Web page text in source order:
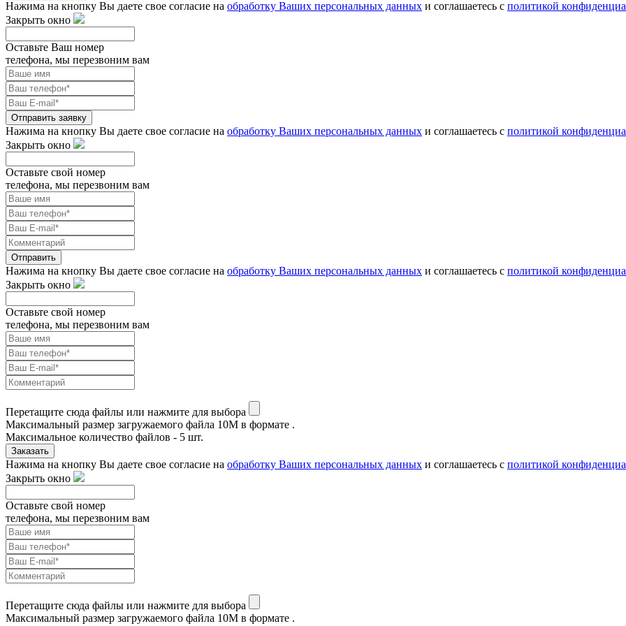
Нажима на кнопку Вы даете свое согласие на обработку Ваших персональных данных и соглашаетесь с политикой
Закрыть окно
Оставьте Ваш номер
телефона, мы перезвоним вам
Отправить заявку
Нажима на кнопку Вы даете свое согласие на обработку Ваших персональных данных и соглашаетесь с политикой
Закрыть окно
Оставьте свой номер
телефона, мы перезвоним вам
Отправить
Нажима на кнопку Вы даете свое согласие на обработку Ваших персональных данных и соглашаетесь с политикой
Закрыть окно
Оставьте свой номер
телефона, мы перезвоним вам
Перетащите сюда файлы или нажмите для выбора
Максимальный размер загружаемого файла 10M в формате .
Максимальное количество файлов - 5 шт.
Заказать
Нажима на кнопку Вы даете свое согласие на обработку Ваших персональных данных и соглашаетесь с политикой
Закрыть окно
Оставьте свой номер
телефона, мы перезвоним вам
Перетащите сюда файлы или нажмите для выбора
Максимальный размер загружаемого файла 10M в формате .